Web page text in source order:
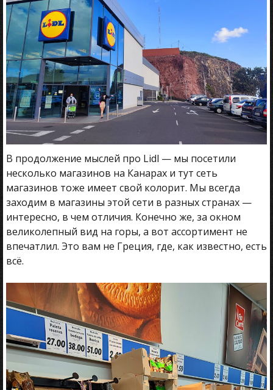
В продолжение мыслей про Lidl — мы посетили
несколько магазинов на Канарах и тут сеть
магазинов тоже имеет свой колорит. Мы всегда
заходим в магазины этой сети в разных странах —
интересно, в чем отличия. Конечно же, за окном
великолепный вид на горы, а вот ассортимент не
впечатлил. Это вам не Греция, где, как известно, есть
всё.